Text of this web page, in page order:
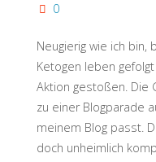
0
Neugierig wie ich bin,
Ketogen leben
Aktion gestoßen. Die
zu einer Blogparade
meinem Blog passt.
doch unheimlich